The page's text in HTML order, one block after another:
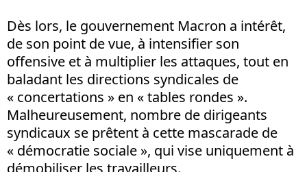
Dès lors, le gouvernement Macron a intérêt,
de son point de vue, à intensifier son
offensive et à multiplier les attaques, tout en
baladant les directions syndicales de
« concertations » en « tables rondes ».
Malheureusement, nombre de dirigeants
syndicaux se prêtent à cette mascarade de
« démocratie sociale », qui vise uniquement à
démobiliser les travailleurs.